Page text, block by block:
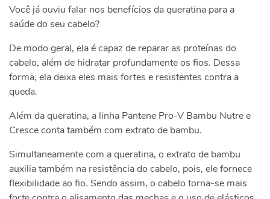
Você já ouviu falar nos benefícios da queratina para a
saúde do seu cabelo?
De modo geral, ela é capaz de reparar as proteínas do
cabelo, além de hidratar profundamente os fios. Dessa
forma, ela deixa eles mais fortes e resistentes contra a
queda.
Além da queratina, a linha Pantene Pro-V Bambu Nutre e
Cresce conta também com extrato de bambu.
Simultaneamente com a queratina, o extrato de bambu
auxilia também na resistência do cabelo, pois, ele fornece
flexibilidade ao fio. Sendo assim, o cabelo torna-se mais